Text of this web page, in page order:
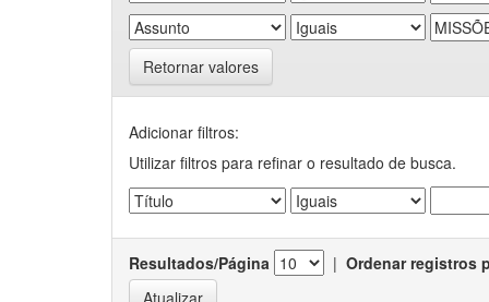
Retornar valores
Adicionar filtros:
Utilizar filtros para refinar o resultado de busca.
Resultados/Página | Ordenar registros